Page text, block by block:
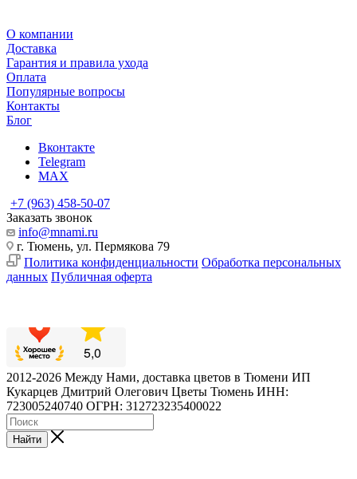
О компании
Доставка
Гарантия и правила ухода
Оплата
Популярные вопросы
Контакты
Блог
Вконтакте
Telegram
MAX
+7 (963) 458-50-07
Заказать звонок
info@mnami.ru
г. Тюмень, ул. Пермякова 79
Политика конфиденциальности Обработка персональных
данных Публичная оферта
2012-2026 Между Нами, доставка цветов в Тюмени ИП
Кукарцев Дмитрий Олегович Цветы Тюмень ИНН:
723005240740 ОГРН: 312723235400022
Найти